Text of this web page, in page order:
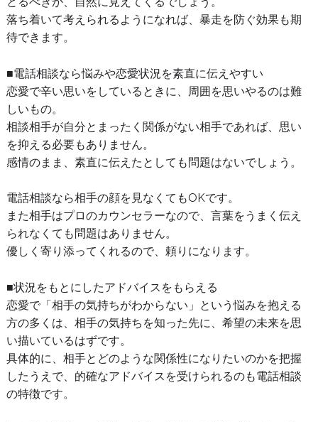
落ち着いて考えられるようになれば、暴走を防ぐ効果も期
待できます。
■電話相談なら悩みや恋愛状況を素直に伝えやすい
恋愛で辛い思いをしているときに、周囲を思いやるのは難
しいもの。
相談相手が自分とまったく関係がない相手であれば、思い
を抑える必要もありません。
感情のまま、素直に伝えたとしても問題はないでしょう。
電話相談なら相手の顔を見なくてもOKです。
また相手はプロのカウンセラーなので、言葉をうまく伝え
られなくても問題はありません。
優しく寄り添ってくれるので、頼りになります。
■状況をもとにしたアドバイスをもらえる
恋愛で「相手の気持ちがわからない」という悩みを抱える
方の多くは、相手の気持ちを知った先に、希望の未来を思
い描いているはずです。
具体的に、相手とどのような関係性になりたいのかを把握
したうえで、的確なアドバイスを受けられるのも電話相談
の特徴です。